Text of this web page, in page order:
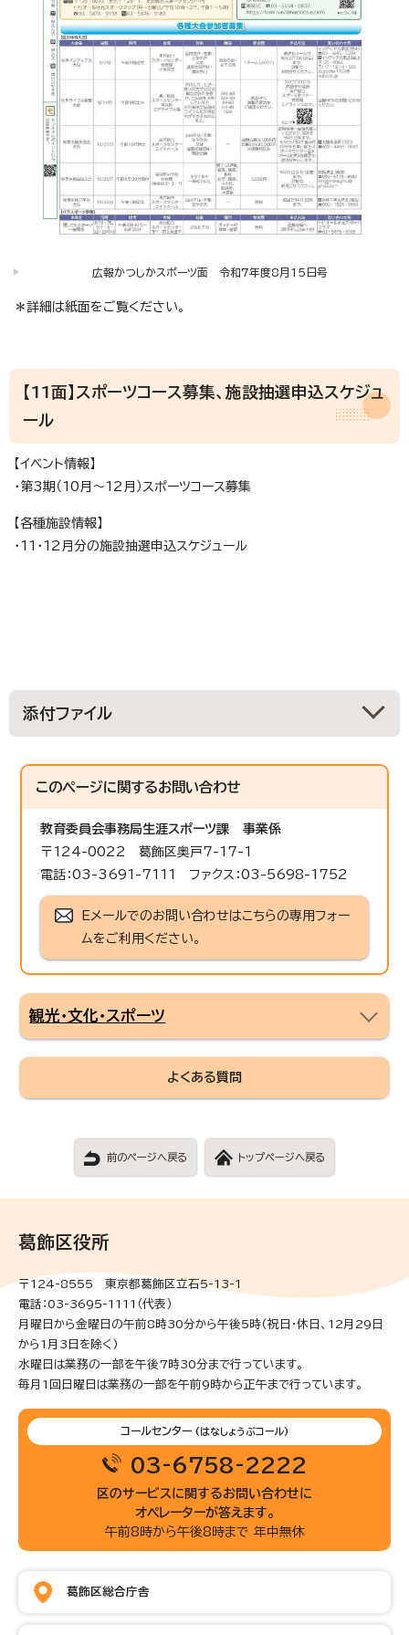
広報かつしかスポーツ面 令和7年度8月15日号
＊詳細は紙面をご覧ください。
【11面】スポーツコース募集、施設抽選申込スケジュ
ール
【イベント情報】
・第3期（10月～12月）スポーツコース募集
【各種施設情報】
・11・12月分の施設抽選申込スケジュール
添付ファイル
このページに関するお問い合わせ
教育委員会事務局生涯スポーツ課
事業係
〒124-0022 葛飾区奥戸7-17-1
電話：03-3691-7111 ファクス：03-5698-1752
Eメールでのお問い合わせはこちらの専用フォー
ムをご利用ください。
観光・文化・スポーツ
よくある質問
前のページへ戻る トップページへ戻る
葛飾区役所
〒124-8555 東京都葛飾区立石5-13-1
電話：03-3695-1111（代表）
月曜日から金曜日の午前8時30分から午後5時(祝日・休日、12月29日
から1月3日を除く)
水曜日は業務の一部を午後7時30分まで行っています。
毎月1回日曜日は業務の一部を午前9時から正午まで行っています。
コールセンター (はなしょうぶコール)
03-6758-2222
区のサービスに関するお問い合わせに
オペレーターが答えます。
午前8時から午後8時まで 年中無休
葛飾区総合庁舎